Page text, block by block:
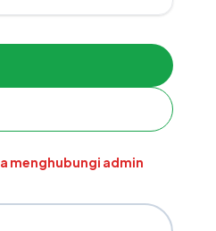
menghubungi admin